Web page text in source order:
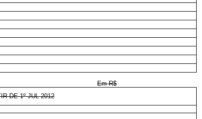
Em R$
DE 1º JUL 2012